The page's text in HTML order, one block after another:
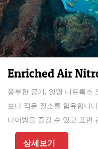
Enriched Air
풍부한 공기, 일명 니트록스
보다 적은 질소를 함유합니
다이빙을 즐길 수 있고 표면
기 다이버가 가장 인기 있는
상세보기